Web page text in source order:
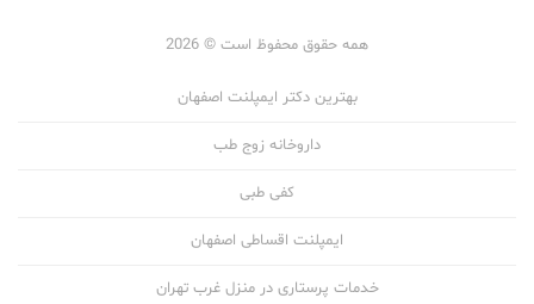
همه حقوق محفوظ است © 2026
بهترین دکتر ایمپلنت اصفهان
داروخانه زوج طب
کفی طبی
ایمپلنت اقساطی اصفهان
خدمات پرستاری در منزل غرب تهران